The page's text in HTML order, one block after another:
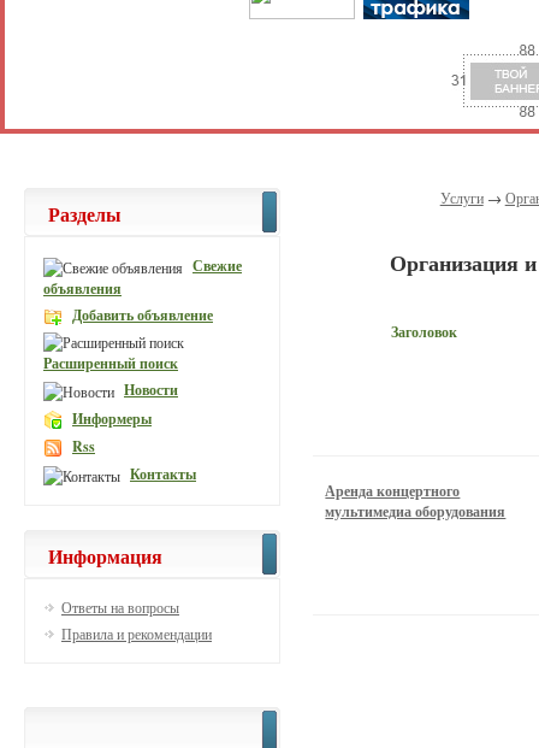
Услуги→
Организация
Заголовок
Аренда концертного
мультимедиа оборудования
Разделы
Свежие
объявления
Добавить объявление
Расширенный поиск
Новости
Информеры
Rss
Контакты
Информация
Ответы на вопросы
Правила и рекомендации